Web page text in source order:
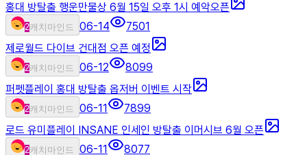
홍대 방탈출 행운만물상 6월 15일 오후 1시 예악오픈
2캐치마인드 06-14
7501
제로월드 다이브 건대점 오픈 예정
2캐치마인드 06-12
8099
퍼펫플레이 홍대 방탈출 옵저버 이벤트 시작
2캐치마인드 06-11
7899
로드 유미플레이 INSANE 인세인 방탈출 이머시브 6월 오픈
2캐치마인드 06-11 8077